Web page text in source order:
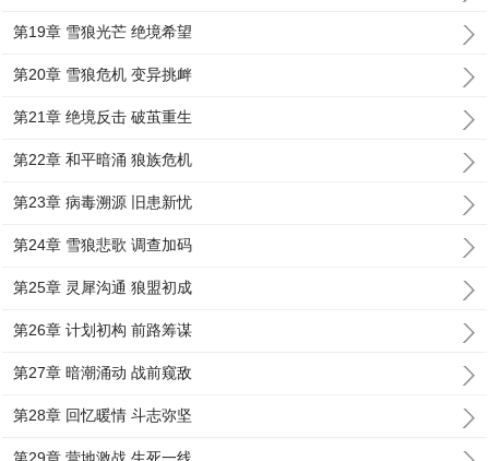
第19章 雪狼光芒 绝境希望
第20章 雪狼危机 变异挑衅
第21章 绝境反击 破茧重生
第22章 和平暗涌 狼族危机
第23章 病毒溯源 旧患新忧
第24章 雪狼悲歌 调查加码
第25章 灵犀沟通 狼盟初成
第26章 计划初构 前路筹谋
第27章 暗潮涌动 战前窥敌
第28章 回忆暖情 斗志弥坚